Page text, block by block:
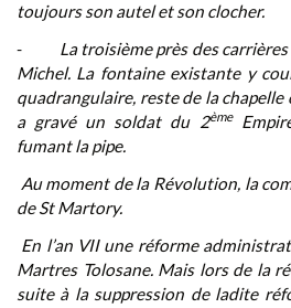
toujours son autel et son clocher.
- La troisième près des
Michel. La fontaine existante y
quadrangulaire, reste de la chapelle
a gravé un soldat du 2ème
fumant la pipe.
Au moment de la Révolution, la
de St Martory.
En l’an VII une réforme
Martres Tolosane. Mais lors de la
suite à la suppression de ladite